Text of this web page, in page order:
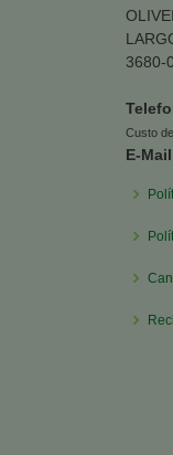
3680-
Custo
E-